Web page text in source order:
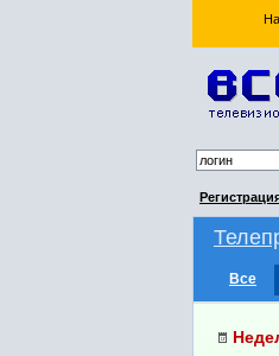
Все